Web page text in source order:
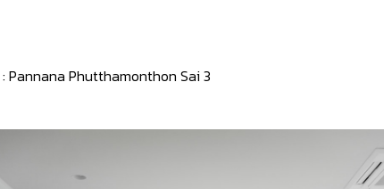
Pannana Phutthamonthon Sai 3